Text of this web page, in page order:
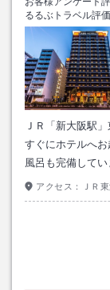
るるぶトラベル評価
ＪＲ「新大阪駅
すぐにホテルへ
風呂も完備してい
アクセス： ＪＲ